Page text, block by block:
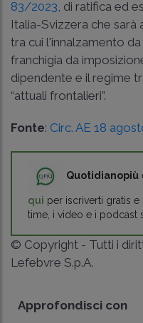
83/2023 , di ratifica ed
Italia-Svizzera che sarà
tra cui l'innalzamento
franchigia da
dipendente e il regime
“attuali frontalieri”.
Fonte: Circ. AE 18
Quotidianopiù
qui per iscriverti gratis
time, i video e i podcast
© Copyright - Tutti i
Lefebvre S.p.A.
Approfondisci con